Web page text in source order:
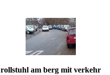
rollstuhl am berg mit verkehr